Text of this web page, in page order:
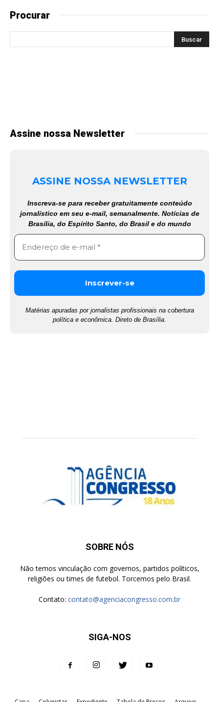
Procurar
Assine nossa Newsletter
ASSINE NOSSA NEWSLETTER
Inscreva-se para receber gratuitamente conteúdo
jornalístico em seu e-mail, semanalmente. Notícias de
Brasília, do Espírito Santo, do Brasil e do mundo
Matérias apuradas por jornalistas profissionais na cobertura
política e econômica. Direto de Brasília.
SOBRE NÓS
Não temos vinculação com governos, partidos políticos,
religiões ou times de futebol. Torcemos pelo Brasil.
Contato: contato@agenciacongresso.com.br
SIGA-NOS